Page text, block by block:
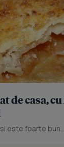
de casa,
este foarte bun...